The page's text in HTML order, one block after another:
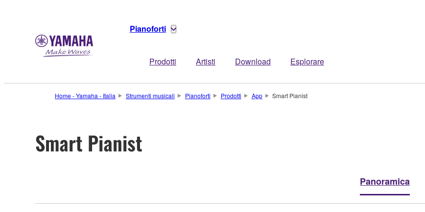
Pianoforti
Prodotti Artisti Download Esplorare
Home - Yamaha - Italia Strumenti musicali Pianoforti Prodotti App Smart Pianist
Smart Pianist
Panoramica